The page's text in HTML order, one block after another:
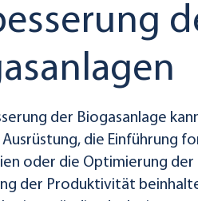
der Biogasanlage
die Einführung
oder die Optimierung der
der Produktivität